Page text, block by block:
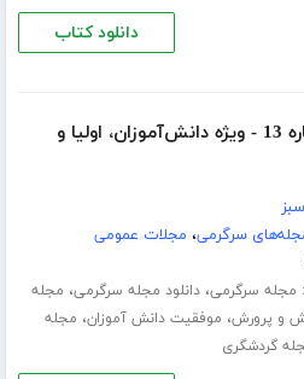
دانلود کتاب
دانلود مجله لبخند سبز - شماره 13 - ویژه دانش‌‌آموزان، اولیا و
سرگرمی، مجلات عمومی
مجله سرگرمی،دانلود مجله سرگرمی، مجله
و پرورش، موفقیت دانش آموزان، مجله
گردشگری